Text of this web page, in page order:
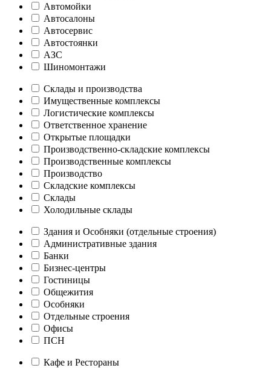
Автомойки
Автосалоны
Автосервис
Автостоянки
АЗС
Шиномонтажи
Склады и производства
Имущественные комплексы
Логистические комплексы
Ответственное хранение
Открытые площадки
Производственно-складские комплексы
Производственные комплексы
Производство
Складские комплексы
Склады
Холодильные склады
Здания и Особняки (отдельные строения)
Административные здания
Банки
Бизнес-центры
Гостиницы
Общежития
Особняки
Отдельные строения
Офисы
ПСН
Кафе и Рестораны